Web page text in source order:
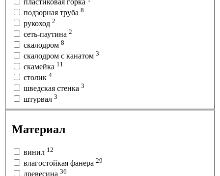
подзорная труба 8
рукоход 2
сеть-паутина 2
скалодром 8
скалодром с канатом 3
скамейка 11
столик 4
шведская стенка 3
штурвал 3
Материал
винил 12
влагостойкая фанера 29
древесина 36